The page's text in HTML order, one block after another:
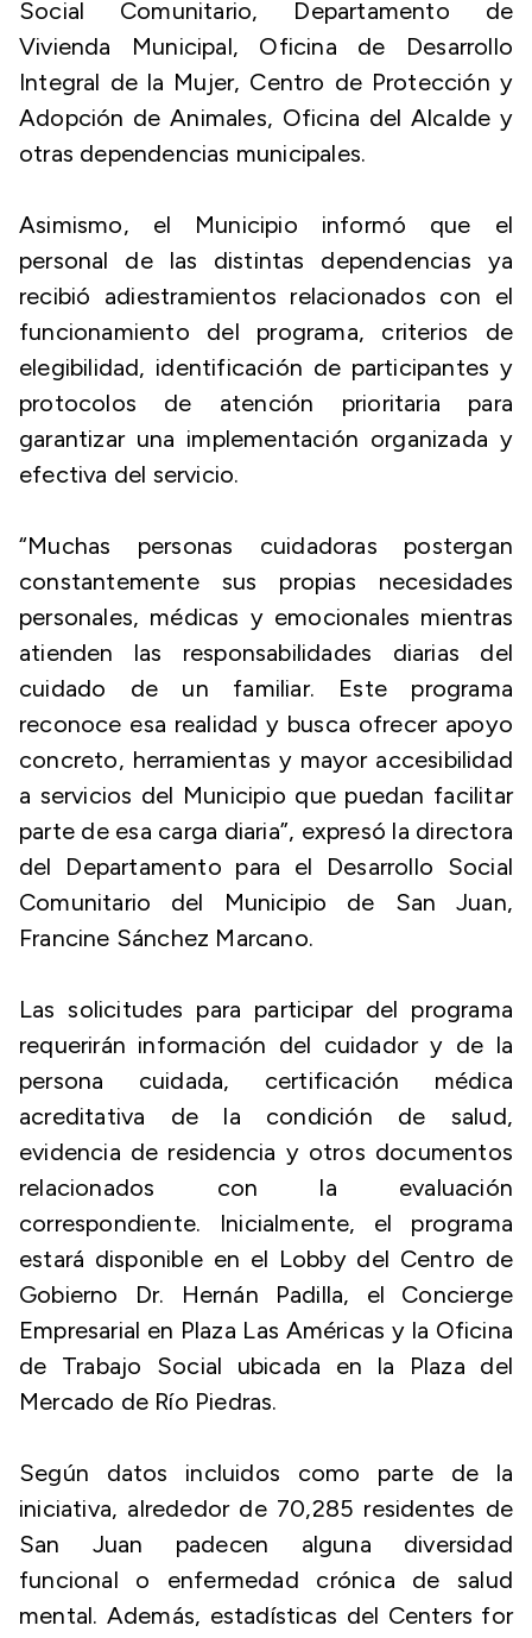
Social Comunitario, Departamento de
Vivienda Municipal, Oficina de Desarrollo
Integral de la Mujer, Centro de Protección y
Adopción de Animales, Oficina del Alcalde y
otras dependencias municipales.
Asimismo, el Municipio informó que el
personal de las distintas dependencias ya
recibió adiestramientos relacionados con el
funcionamiento del programa, criterios de
elegibilidad, identificación de participantes y
protocolos de atención prioritaria para
garantizar una implementación organizada y
efectiva del servicio.
“Muchas personas cuidadoras postergan
constantemente sus propias necesidades
personales, médicas y emocionales mientras
atienden las responsabilidades diarias del
cuidado de un familiar. Este programa
reconoce esa realidad y busca ofrecer apoyo
concreto, herramientas y mayor accesibilidad
a servicios del Municipio que puedan facilitar
parte de esa carga diaria”, expresó la directora
del Departamento para el Desarrollo Social
Comunitario del Municipio de San Juan,
Francine Sánchez Marcano.
Las solicitudes para participar del programa
requerirán información del cuidador y de la
persona cuidada, certificación médica
acreditativa de la condición de salud,
evidencia de residencia y otros documentos
relacionados con la evaluación
correspondiente. Inicialmente, el programa
estará disponible en el Lobby del Centro de
Gobierno Dr. Hernán Padilla, el Concierge
Empresarial en Plaza Las Américas y la Oficina
de Trabajo Social ubicada en la Plaza del
Mercado de Río Piedras.
Según datos incluidos como parte de la
iniciativa, alrededor de 70,285 residentes de
San Juan padecen alguna diversidad
funcional o enfermedad crónica de salud
mental. Además, estadísticas del Centers for